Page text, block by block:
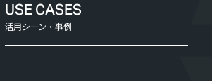
USE CASES
活用シーン・事例